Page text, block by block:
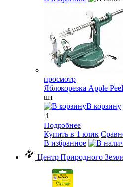
просмотр
Яблокорезка Apple
шт
В корзину
Подробнее
Купить в 1 клик
В избранное
Центр Природного